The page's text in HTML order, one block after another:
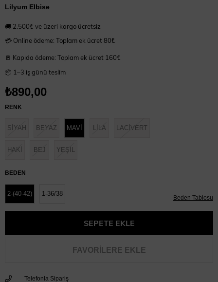
Lilyum Elbise
🚚 2.500₺ ve üzeri kargo ücretsiz
💳 Online ödeme: Toplam ek ücret 80₺
🚪 Kapıda ödeme: Toplam ek ücret 160₺
📦 1–3 iş günü teslim
₺890,00
RENK
SİYAH BEYAZ MAVİ LİLA LACİVERT
HAKİ BEJ YEŞİL
BEDEN
2-(40-42) 1-36/38
Beden Tablosu
FAVORILERE EKLE
Telefonla Sipariş